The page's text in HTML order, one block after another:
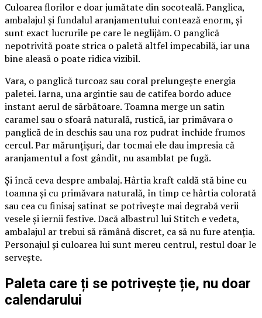
Culoarea florilor e doar jumătate din socoteală. Panglica,
ambalajul și fundalul aranjamentului contează enorm, și
sunt exact lucrurile pe care le neglijăm. O panglică
nepotrivită poate strica o paletă altfel impecabilă, iar una
bine aleasă o poate ridica vizibil.
Vara, o panglică turcoaz sau coral prelungește energia
paletei. Iarna, una argintie sau de catifea bordo aduce
instant aerul de sărbătoare. Toamna merge un satin
caramel sau o sfoară naturală, rustică, iar primăvara o
panglică de in deschis sau una roz pudrat închide frumos
cercul. Par mărunțișuri, dar tocmai ele dau impresia că
aranjamentul a fost gândit, nu asamblat pe fugă.
Și încă ceva despre ambalaj. Hârtia kraft caldă stă bine cu
toamna și cu primăvara naturală, în timp ce hârtia colorată
sau cea cu finisaj satinat se potrivește mai degrabă verii
vesele și iernii festive. Dacă albastrul lui Stitch e vedeta,
ambalajul ar trebui să rămână discret, ca să nu fure atenția.
Personajul și culoarea lui sunt mereu centrul, restul doar le
servește.
Paleta care ți se potrivește ție, nu doar
calendarului